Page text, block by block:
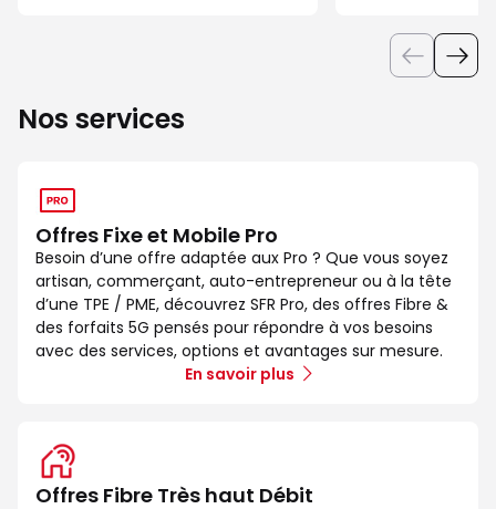
Nos services
Offres Fixe et Mobile Pro
Besoin d’une offre adaptée aux Pro ? Que vous soyez
artisan, commerçant, auto-entrepreneur ou à la tête
d’une TPE / PME, découvrez SFR Pro, des offres Fibre &
des forfaits 5G pensés pour répondre à vos besoins
avec des services, options et avantages sur mesure.
En savoir plus
Offres Fibre Très haut Débit